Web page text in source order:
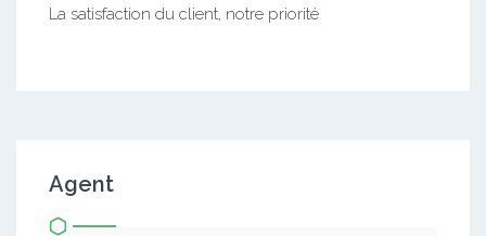
La satisfaction du client, notre priorité
Agent